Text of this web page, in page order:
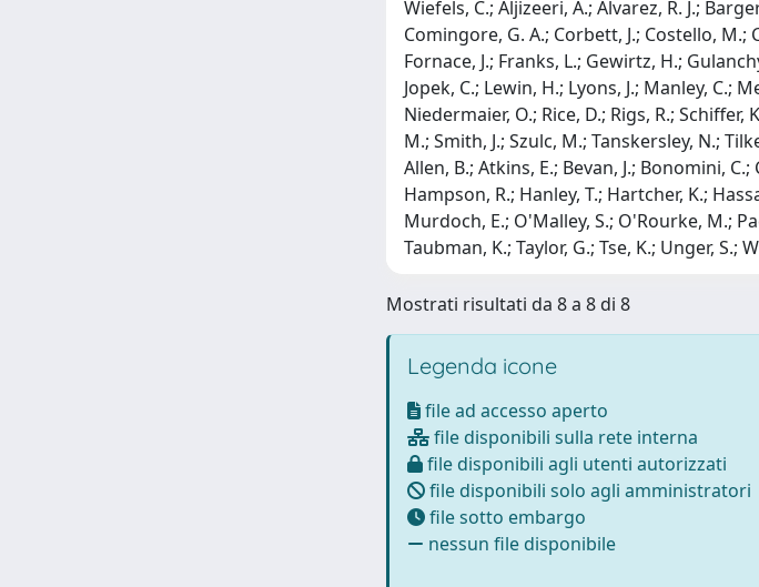
Wiefels, C.; Aljizeeri, A.; Alvarez, R. J.;
Comingore, G. A.; Corbett, J.; Costello, M.;
Fornace, J.; Franks, L.; Gewirtz, H.;
Jopek, C.; Lewin, H.; Lyons, J.; Manley, C.;
Niedermaier, O.; Rice, D.; Rigs, R.; Schiffer,
M.; Smith, J.; Szulc, M.; Tanskersley, N.;
Allen, B.; Atkins, E.; Bevan, J.; Bonomini,
Hampson, R.; Hanley, T.; Hartcher, K.;
Murdoch, E.; O'Malley, S.; O'Rourke, M.;
Taubman, K.; Taylor, G.; Tse, K.; Unger, S.;
Mostrati risultati da 8 a 8 di 8
Legenda icone
file ad accesso aperto
file disponibili sulla rete interna
file disponibili agli utenti autorizzati
file disponibili solo agli amministratori
file sotto embargo
nessun file disponibile